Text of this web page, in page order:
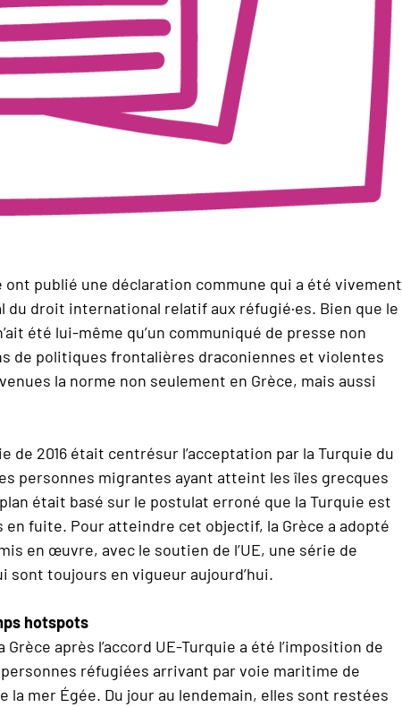
ont publié une déclaration commune qui a été vivement
droit international relatif aux réfugié·es. Bien que le
été lui-même qu’un communiqué de presse non
de politiques frontalières draconiennes et violentes
la norme non seulement en Grèce, mais aussi
de 2016 était centrésur l’acceptation par la Turquie du
personnes migrantes ayant atteint les îles grecques
était basé sur le postulat erroné que la Turquie est
en fuite. Pour atteindre cet objectif, la Grèce a adopté
en œuvre, avec le soutien de l’UE, une série de
toujours en vigueur aujourd’hui.
hotspots
après l’accord UE-Turquie a été l’imposition de
réfugiées arrivant par voie maritime de
la mer Égée. Du jour au lendemain, elles sont restées